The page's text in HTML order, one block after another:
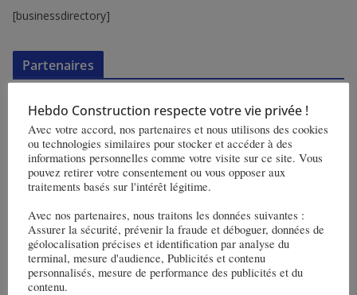
[businessdirectory]
Partenaires
Temps libre
Hebdo Construction respecte votre vie privée !
Avec votre accord, nos partenaires et nous utilisons des cookies
ou technologies similaires pour stocker et accéder à des
informations personnelles comme votre visite sur ce site. Vous
pouvez retirer votre consentement ou vous opposer aux
traitements basés sur l'intérêt légitime.
Avec nos partenaires, nous traitons les données suivantes :
Assurer la sécurité, prévenir la fraude et déboguer, données de
géolocalisation précises et identification par analyse du
terminal, mesure d'audience, Publicités et contenu
personnalisés, mesure de performance des publicités et du
contenu.